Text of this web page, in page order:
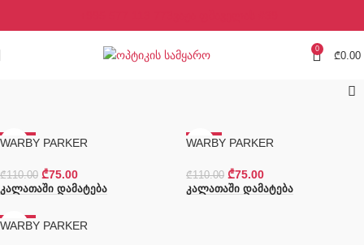
0
₾0.00
-32%
WARBY PARKER
₾110.00 ₾75.00
Კალათაში Დამატება
-32%
WARBY PARKER
₾110.00 ₾75.00
Კალათაში Დამატება
-32%
WARBY PARKER